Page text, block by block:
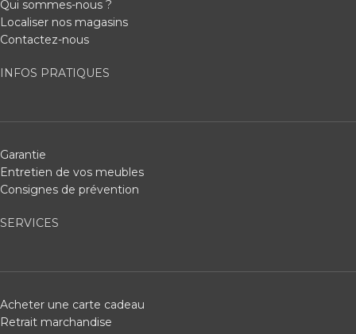
Qui sommes-nous ?
Localiser nos magasins
Contactez-nous
INFOS PRATIQUES
Garantie
Entretien de vos meubles
Consignes de prévention
SERVICES
Acheter une carte cadeau
Retrait marchandise